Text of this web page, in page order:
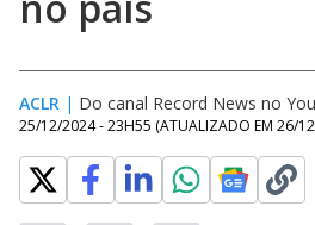
ACLR | Do canal Record News no
25/12/2024 - 23H55 (ATUALIZADO EM 26/